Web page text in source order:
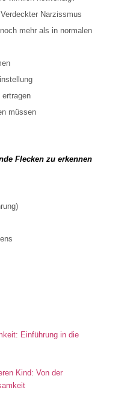
Narzissmus
mehr als in normalen
müssen
Flecken zu erkennen
Einführung in die
Kind: Von der